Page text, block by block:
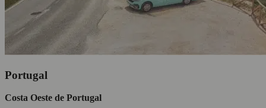
Portugal
Costa Oeste de Portugal